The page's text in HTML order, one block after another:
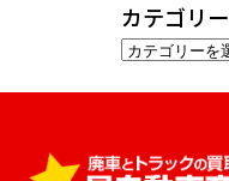
カ
イ
ブ
カテゴリー
カ
ー